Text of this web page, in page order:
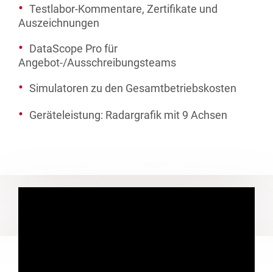
Testlabor-Kommentare, Zertifikate und
Auszeichnungen
DataScope Pro für
Angebot-/Ausschreibungsteams
Simulatoren zu den Gesamtbetriebskosten
Geräteleistung: Radargrafik mit 9 Achsen